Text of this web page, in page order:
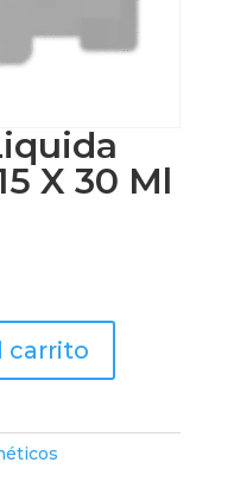
X 30 Ml
carrito